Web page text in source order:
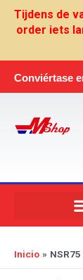
Tijdens de
order iets
Conviértase
Inicio